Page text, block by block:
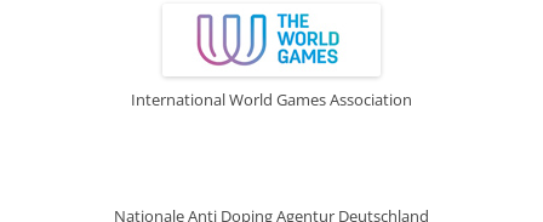
International World Games Association
Nationale Anti Doping Agentur Deutschland